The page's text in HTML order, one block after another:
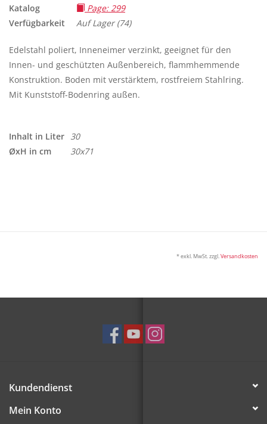
Katalog
Page: 299
Verfügbarkeit
Auf Lager(74)
Edelstahl poliert, Inneneimer verzinkt, geeignet für den
Innen- und geschützten Außenbereich, flammhemmende
Konstruktion. Boden mit verstärktem, rostfreiem Stahlring.
Mit Kunststoff-Bodenring außen.
Inhalt in Liter 30
ØxH in cm
30x71
* exkl. MwSt. zzgl.Versandkosten
Kundendienst
Mein Konto